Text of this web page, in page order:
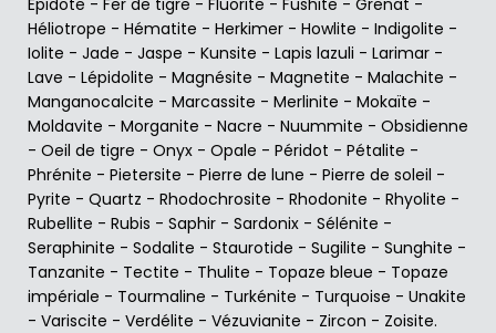
Héliotrope - Hématite - Herkimer - Howlite - Indigolite -
Iolite - Jade - Jaspe - Kunsite - Lapis lazuli - Larimar -
Lave - Lépidolite - Magnésite - Magnetite - Malachite -
Manganocalcite - Marcassite - Merlinite - Mokaïte -
Moldavite - Morganite - Nacre - Nuummite - Obsidienne
- Oeil de tigre - Onyx - Opale - Péridot - Pétalite -
Phrénite - Pietersite - Pierre de lune - Pierre de soleil -
Pyrite - Quartz - Rhodochrosite - Rhodonite - Rhyolite -
Rubellite - Rubis - Saphir - Sardonix - Sélénite -
Seraphinite - Sodalite - Staurotide - Sugilite - Sunghite -
Tanzanite - Tectite - Thulite - Topaze bleue - Topaze
impériale - Tourmaline - Turkénite - Turquoise - Unakite
- Variscite - Verdélite - Vézuvianite - Zircon - Zoisite.